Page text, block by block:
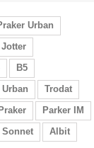
Urban
Jotter
B5
Urban
Trodat
Praker
Parker IM
Sonnet Albit